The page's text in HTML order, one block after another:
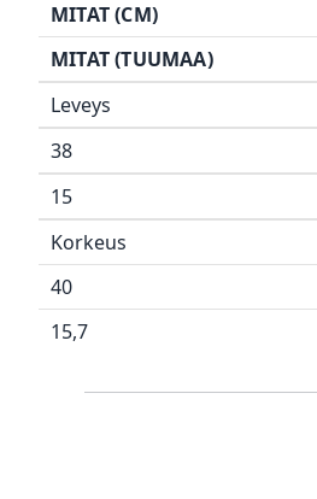
MITAT (CM)
MITAT (TUUMAA)
Leveys
38
15
Korkeus
40
15,7